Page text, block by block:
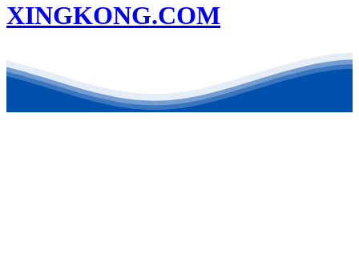
XINGKONG.COM